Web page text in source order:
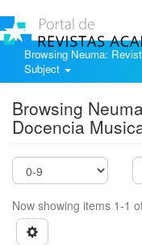
Browsing Neuma:
Subject
Browsing
Docencia
Now showing items 1-1